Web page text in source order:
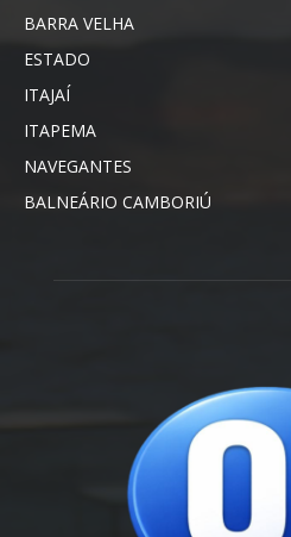
BARRA VELHA
ESTADO
ITAJAÍ
ITAPEMA
NAVEGANTES
BALNEÁRIO CAMBORIÚ